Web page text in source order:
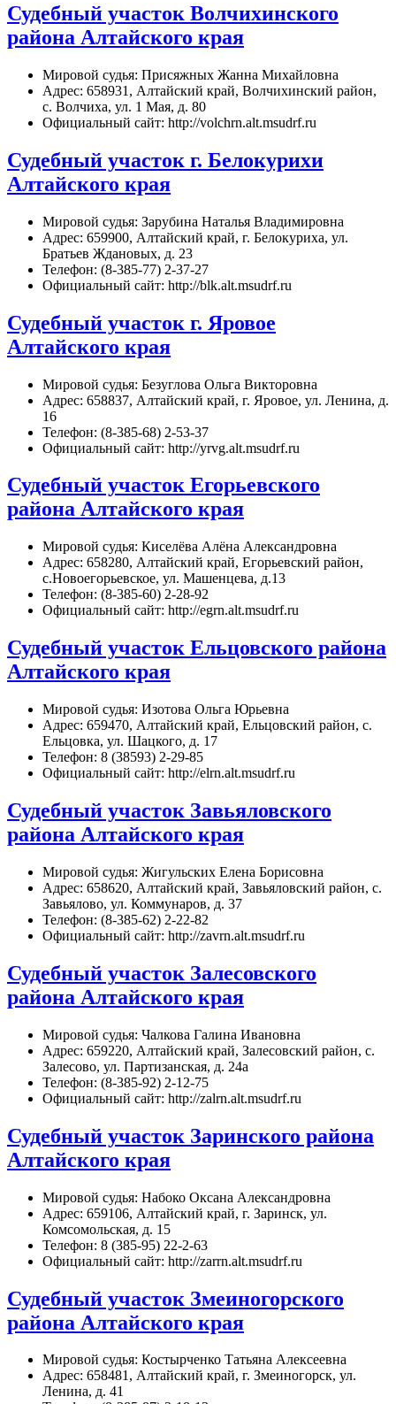
Судебный участок Волчихинского
района Алтайского края
Мировой судья: Присяжных Жанна Михайловна
Адрес: 658931, Алтайский край, Волчихинский район,
с. Волчиха, ул. 1 Мая, д. 80
Официальный сайт: http://volchrn.alt.msudrf.ru
Судебный участок г. Белокурихи
Алтайского края
Мировой судья: Зарубина Наталья Владимировна
Адрес: 659900, Алтайский край, г. Белокуриха, ул.
Братьев Ждановых, д. 23
Телефон: (8-385-77) 2-37-27
Официальный сайт: http://blk.alt.msudrf.ru
Судебный участок г. Яровое
Алтайского края
Мировой судья: Безуглова Ольга Викторовна
Адрес: 658837, Алтайский край, г. Яровое, ул. Ленина, д.
16
Телефон: (8-385-68) 2-53-37
Официальный сайт: http://yrvg.alt.msudrf.ru
Судебный участок Егорьевского
района Алтайского края
Мировой судья: Киселёва Алёна Александровна
Адрес: 658280, Алтайский край, Егорьевский район,
с.Новоегорьевское, ул. Машенцева, д.13
Телефон: (8-385-60) 2-28-92
Официальный сайт: http://egrn.alt.msudrf.ru
Судебный участок Ельцовского района
Алтайского края
Мировой судья: Изотова Ольга Юрьевна
Адрес: 659470, Алтайский край, Ельцовский район, с.
Ельцовка, ул. Шацкого, д. 17
Телефон: 8 (38593) 2-29-85
Официальный сайт: http://elrn.alt.msudrf.ru
Судебный участок Завьяловского
района Алтайского края
Мировой судья: Жигульских Елена Борисовна
Адрес: 658620, Алтайский край, Завьяловский район, с.
Завьялово, ул. Коммунаров, д. 37
Телефон: (8-385-62) 2-22-82
Официальный сайт: http://zavrn.alt.msudrf.ru
Судебный участок Залесовского
района Алтайского края
Мировой судья: Чалкова Галина Ивановна
Адрес: 659220, Алтайский край, Залесовский район, с.
Залесово, ул. Партизанская, д. 24а
Телефон: (8-385-92) 2-12-75
Официальный сайт: http://zalrn.alt.msudrf.ru
Судебный участок Заринского района
Алтайского края
Мировой судья: Набоко Оксана Александровна
Адрес: 659106, Алтайский край, г. Заринск, ул.
Комсомольская, д. 15
Телефон: 8 (385-95) 22-2-63
Официальный сайт: http://zarrn.alt.msudrf.ru
Судебный участок Змеиногорского
района Алтайского края
Мировой судья: Костырченко Татьяна Алексеевна
Адрес: 658481, Алтайский край, г. Змеиногорск, ул.
Ленина, д. 41